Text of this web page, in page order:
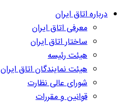
درباره اتاق ایران
معرفی اتاق ایران
ساختار اتاق ایران
هیئت رئیسه
هیئت نمایندگان اتاق ایران
شورای عالی نظارت
قوانین و مقررات